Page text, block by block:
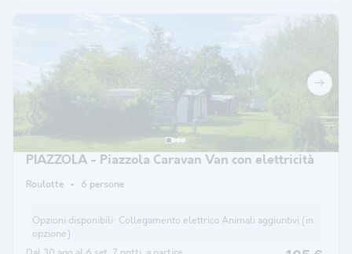
PIAZZOLA - Piazzola Caravan Van con elettricità
Roulotte 6 persone
Opzioni disponibili: Collegamento elettrico Animali aggiuntivi (in
opzione)